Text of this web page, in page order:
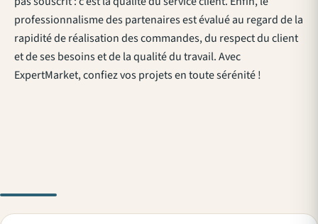
professionnalisme des partenaires est évalué au regard de la
rapidité de réalisation des commandes, du respect du client
et de ses besoins et de la qualité du travail. Avec
ExpertMarket, confiez vos projets en toute sérénité !